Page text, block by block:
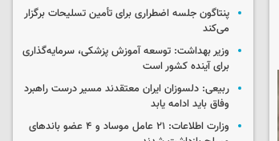
پنتاگون جلسه اضطراری برای تأمین تسلیحات برگزار
می‌کند
وزیر بهداشت: توسعه آموزش پزشکی، سرمایه‌گذاری
برای آینده کشور است
ربیعی: دلسوزان ایران معتقدند مسیر درست راهبرد
وفاق باید ادامه یابد
وزارت اطلاعات: ۲۱ عامل موساد و ۴ عضو باندهای